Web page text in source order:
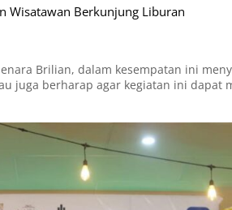
Wisatawan Berkunjung Liburan
Brilian, dalam kesempatan ini
juga berharap agar kegiatan ini dapat